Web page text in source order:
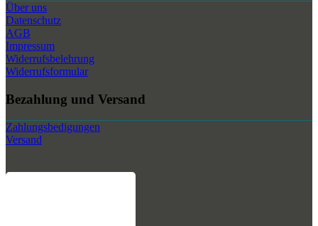
Über uns
Datenschutz
AGB
Impressum
Widerrufsbelehrung
Widerrufsformular
Bezahlung und Versand
Zahlungsbedigungen
Versand